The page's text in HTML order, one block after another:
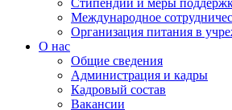
Стипендии и меры
Международное
Организация питания в
О нас
Общие сведения
Администрация и кадры
Кадровый состав
Вакансии